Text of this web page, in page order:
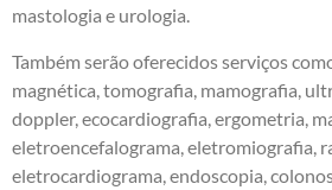
mastologia e urologia.
Também serão oferecidos serviços
magnética, tomografia, mamografia,
doppler, ecocardiografia, ergometria,
eletroencefalograma, eletromiografia,
eletrocardiograma, endoscopia,